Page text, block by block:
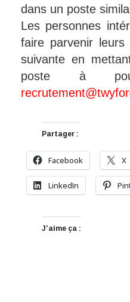
dans un poste
Les personnes
faire parvenir leurs
suivante en
poste à
Partager :
Facebook X
LinkedIn
J’aime ça :